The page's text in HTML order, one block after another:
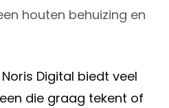
houten behuizing en
Digital biedt veel
die graag tekent of